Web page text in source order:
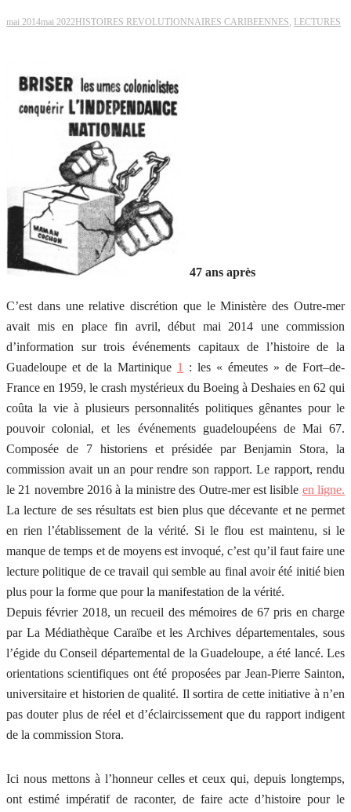
mai 2014mai 2022 HISTOIRES REVOLUTIONNAIRES CARIBEENNES, LECTURES
47 ans après
C’est dans une relative discrétion que le Ministère des Outre-mer
avait mis en place fin avril, début mai 2014 une commission
d’information sur trois événements capitaux de l’histoire de la
Guadeloupe et de la Martinique 1
: les « émeutes » de Fort–de-
France en 1959, le crash mystérieux du Boeing à Deshaies en 62 qui
coûta la vie à plusieurs personnalités politiques gênantes pour le
pouvoir colonial, et les événements guadeloupéens de Mai 67.
Composée de 7 historiens et présidée par Benjamin Stora, la
commission avait un an pour rendre son rapport. Le rapport, rendu
le 21 novembre 2016 à la ministre des Outre-mer est lisible en ligne.
La lecture de ses résultats est bien plus que décevante et ne permet
en rien l’établissement de la vérité. Si le flou est maintenu, si le
manque de temps et de moyens est invoqué, c’est qu’il faut faire une
lecture politique de ce travail qui semble au final avoir été initié bien
plus pour la forme que pour la manifestation de la vérité.
Depuis février 2018, un recueil des mémoires de 67 pris en charge
par La Médiathèque Caraïbe et les Archives départementales, sous
l’égide du Conseil départemental de la Guadeloupe, a été lancé. Les
orientations scientifiques ont été proposées par Jean-Pierre Sainton,
universitaire et historien de qualité. Il sortira de cette initiative à n’en
pas douter plus de réel et d’éclaircissement que du rapport indigent
de la commission Stora.
Ici nous mettons à l’honneur celles et ceux qui, depuis longtemps,
ont estimé impératif de raconter, de faire acte d’histoire pour le